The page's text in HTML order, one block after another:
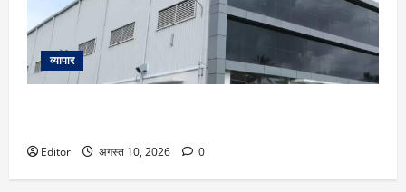
व्यापार
Editor अगस्त 10, 2026 0